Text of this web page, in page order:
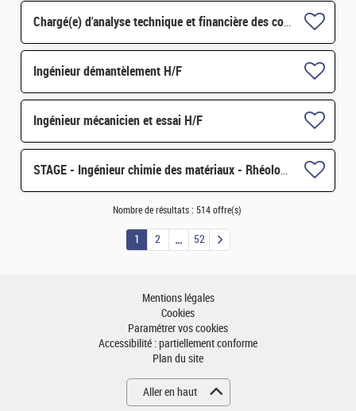
Chargé(e) d'analyse technique et financière des contrats de maintenance électromécanique H/F
Ingénieur démantèlement H/F
Ingénieur mécanicien et essai H/F
STAGE - Ingénieur chimie des matériaux - Rhéologie H/F
Nombre de résultats : 514 offre(s)
1 2 52
Mentions légales
Cookies
Paramétrer vos cookies
Accessibilité : partiellement conforme
Plan du site
Aller en haut